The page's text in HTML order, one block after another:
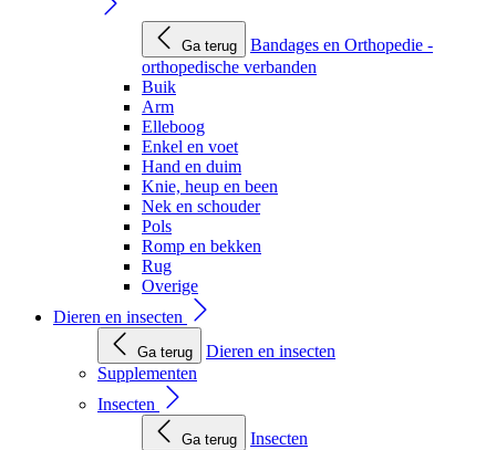
Ga terug
Bandages en Orthopedie -
orthopedische verbanden
Buik
Arm
Elleboog
Enkel en voet
Hand en duim
Knie, heup en been
Nek en schouder
Pols
Romp en bekken
Rug
Overige
Dieren en insecten
Ga terug
Dieren en insecten
Supplementen
Insecten
Ga terug
Insecten